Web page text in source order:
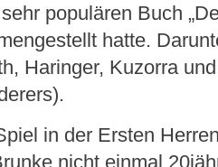
populären Buch
hatte.
Haringer, Kuzorra
in der Ersten
nicht einmal